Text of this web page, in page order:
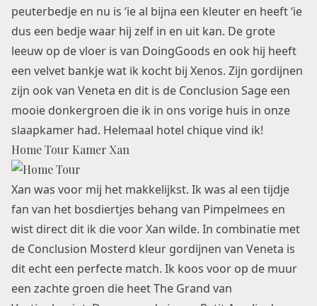
peuterbedje en nu is ‘ie al bijna een kleuter en heeft ‘ie
dus een bedje waar hij zelf in en uit kan. De grote
leeuw op de vloer is van DoingGoods en ook hij heeft
een velvet bankje wat ik kocht bij Xenos. Zijn gordijnen
zijn ook van Veneta en dit is de Conclusion Sage een
mooie donkergroen die ik in ons vorige huis in onze
slaapkamer had. Helemaal hotel chique vind ik!
Home Tour Kamer Xan
Xan was voor mij het makkelijkst. Ik was al een tijdje
fan van het bosdiertjes behang van Pimpelmees en
wist direct dit ik die voor Xan wilde. In combinatie met
de Conclusion Mosterd kleur gordijnen van Veneta is
dit echt een perfecte match. Ik koos voor op de muur
een zachte groen die heet The Grand van